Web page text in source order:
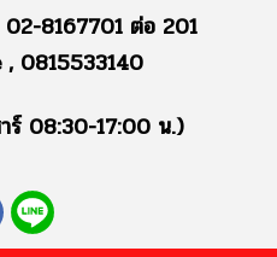
8167701 ต่อ 201
0815533140
ร์ 08:30-17:00 น.)